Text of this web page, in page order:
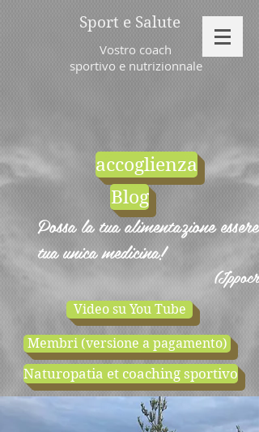
Sport e Salute
Vostro coach
sportivo e nutrizionnale
accoglienza
Blog
Possa la tua alimentazione essere
tua unica medicina!
Video su You Tube
Membri (versione a pagamento)
Naturopatia et coaching sportivo